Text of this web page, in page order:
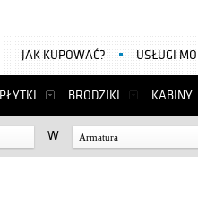
PŁYTKI BRODZIKI KABINY
JAK KUPOWAĆ? USŁUGI
W Armatura